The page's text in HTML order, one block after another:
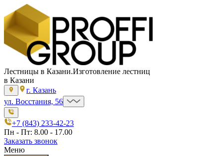
Лестницы в Казани.Изготовление лестниц
в Казани
г. Казань
ул. Восстания, 56
+7 (843) 233-42-23
Пн - Пт: 8.00 - 17.00
Заказать звонок
Меню